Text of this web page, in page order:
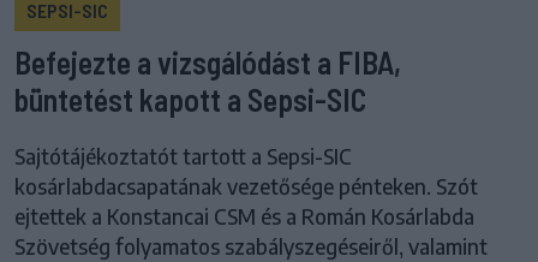
SEPSI-SIC
Befejezte a vizsgálódást a FIBA,
büntetést kapott a Sepsi-SIC
Sajtótájékoztatót tartott a Sepsi-SIC
kosárlabdacsapatának vezetősége pénteken. Szót
ejtettek a Konstancai CSM és a Román Kosárlabda
Szövetség folyamatos szabályszegéseiről, valamint